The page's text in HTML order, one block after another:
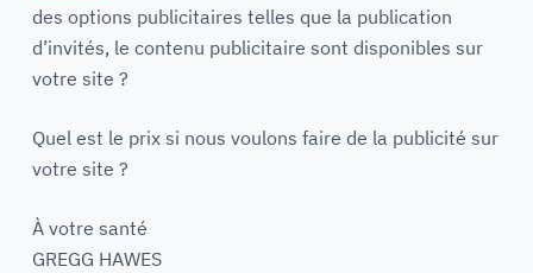
des options publicitaires telles que la publication
d’invités, le contenu publicitaire sont disponibles sur
votre site ?
Quel est le prix si nous voulons faire de la publicité sur
votre site ?
À votre santé
GREGG HAWES